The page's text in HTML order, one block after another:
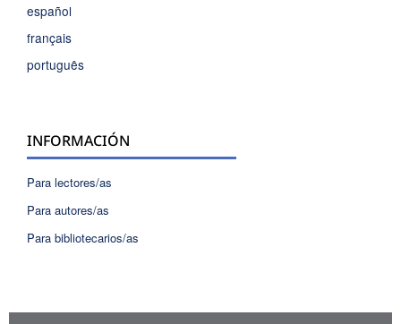
español
français
português
INFORMACIÓN
Para lectores/as
Para autores/as
Para bibliotecarios/as